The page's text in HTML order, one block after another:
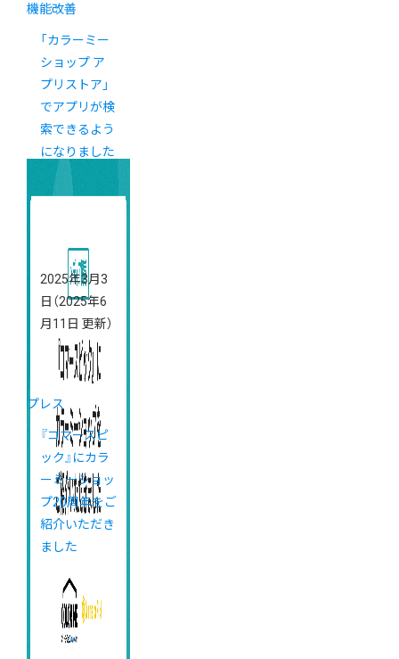
機能改善
「カラーミー
ショップ ア
プリストア」
でアプリが検
索できるよう
になりました
2025年3月3
日 （2025年6
月11日 更新）
プレス
『コマースピ
ック』にカラ
ーミーショッ
プ20周年をご
紹介いただき
ました